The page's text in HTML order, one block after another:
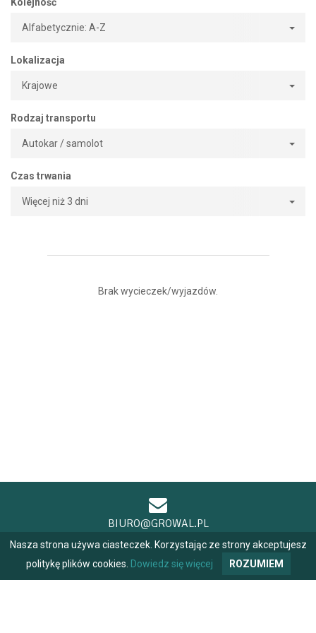
Alfabetycznie: A-Z
Lokalizacja
Krajowe
Rodzaj transportu
Autokar / samolot
Czas trwania
Więcej niż 3 dni
Brak wycieczek/wyjazdów.
BIURO@GROWAL.PL
+48 604 484 691
Nasza strona używa ciasteczek. Korzystając ze strony akceptujesz
politykę plików cookies. Dowiedz się więcej ROZUMIEM